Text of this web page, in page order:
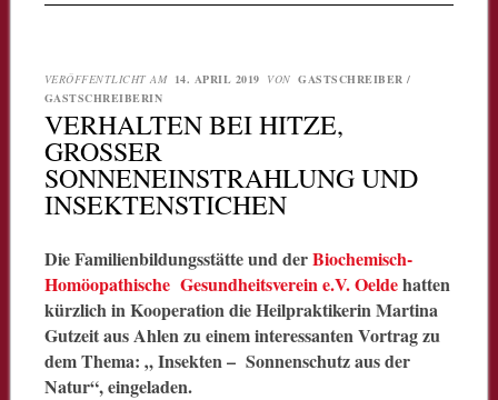
VERÖFFENTLICHT AM 14. APRIL 2019 VON GASTSCHREIBER /
GASTSCHREIBERIN
VERHALTEN BEI HITZE,
GROSSER S
ONNENEINSTRAHLUNG UND I
NSEKTENSTICHEN
Die Familienbildungsstätte und derBiochemisch-
Homöopathische Gesundheitsverein e.V. Oeldehatten
kürzlich in Kooperation die Heilpraktikerin Martina
Gutzeit aus Ahlen zu einem interessanten Vortrag zu
dem Thema: „ Insekten – Sonnenschutz aus der
Natur“, eingeladen.